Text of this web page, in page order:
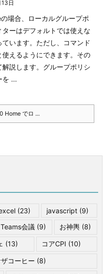
日
場合、ローカルグループポ
ターはデフォルトでは使えな
ています。ただし、コマンド
えるようにできます。 その
説します。 グループポリシ
を ...
Home でロ ...
(23) javascript (9)
Teams会議 (9) お神輿(8)
(13) コアCPI (10)
コーヒー (8)